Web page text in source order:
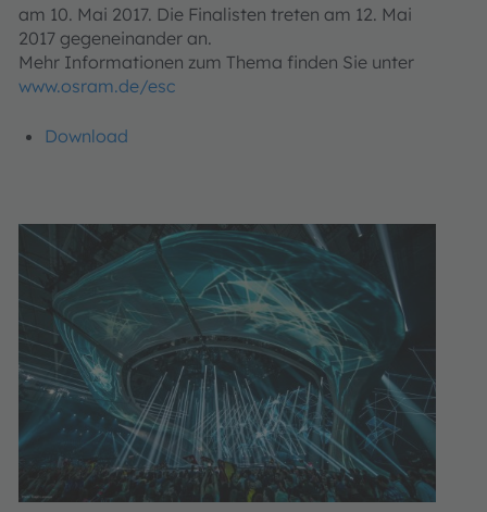
am 10. Mai 2017. Die Finalisten treten am 12. Mai
2017 gegeneinander an.
Mehr Informationen zum Thema finden Sie unter
www.osram.de/esc
Download